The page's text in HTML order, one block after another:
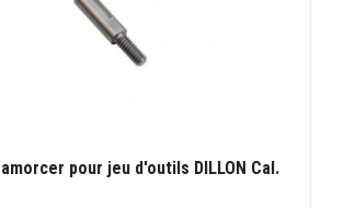
pour jeu d'outils DILLON Cal.